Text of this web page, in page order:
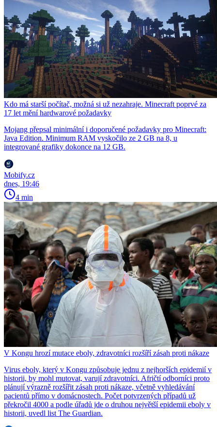
Kdo má starší počítač, možná si už nezahraje. Minecraft poprvé za
17 let mění hardwarové požadavky
Mojang přepsal minimální i doporučené požadavky pro Minecraft:
Java Edition. Minimum RAM vyskočilo ze 2 GB na 8, u
integrované grafiky dokonce na 12 GB.
Mobify.cz
dnes, 19:46
4 min
V Kongu hrozí mutace eboly, zdravotníci rozšíří zásah proti nákaze
Virus eboly, který v Kongu způsobuje jednu z nejhorších epidemií v
historii, by mohl mutovat, varují zdravotníci. Afričtí odborníci proto
plánují výrazně rozšířit zásah proti nákaze, včetně vyhledávání
pacientů přímo v domácnostech. Počet potvrzených případů už
překročil 4000 a podle úřadů jde o druhou největší epidemii eboly v
historii, uvedl list The Guardian.